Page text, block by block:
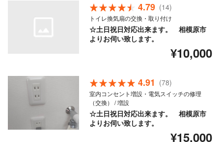
4.79 (14)
トイレ換気扇の交換・取り付け
☆土日祝日対応出来ます。 相模原市
よりお伺い致します。
¥10,000
4.91 (78)
室内コンセント増設・電気スイッチの修理
（交換） / 増設
☆土日祝日対応出来ます。 相模原市
よりお伺い致します。
¥15,000